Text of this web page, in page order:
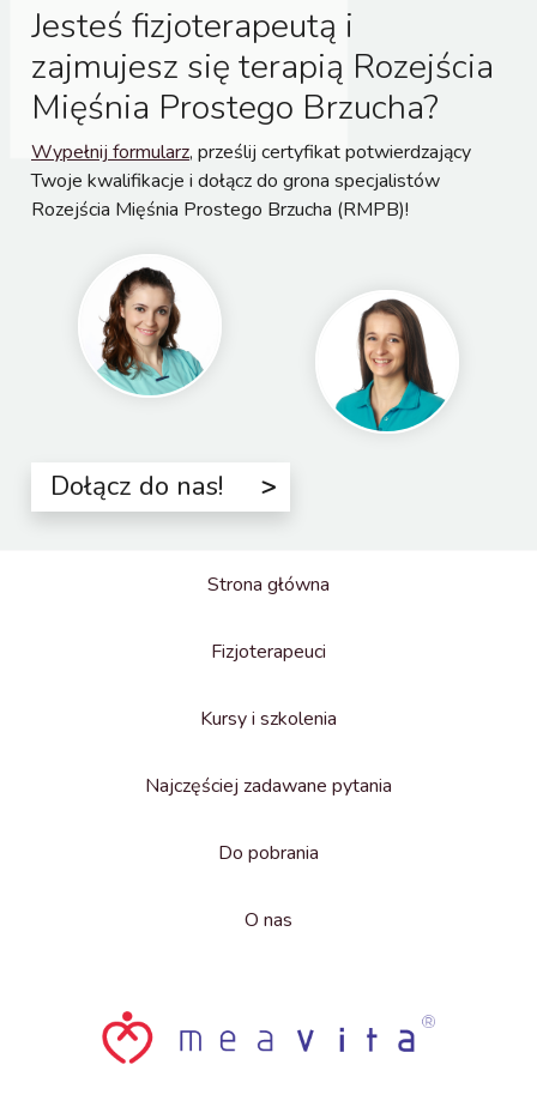
Jesteś fizjoterapeutą i
zajmujesz się terapią Rozejścia
Mięśnia Prostego Brzucha?
Wypełnij formularz, prześlij certyfikat potwierdzający
Twoje kwalifikacje i dołącz do grona specjalistów
Rozejścia Mięśnia Prostego Brzucha (RMPB)!
Dołącz do nas!
Strona główna
Fizjoterapeuci
Kursy i szkolenia
Najczęściej zadawane pytania
Do pobrania
O nas